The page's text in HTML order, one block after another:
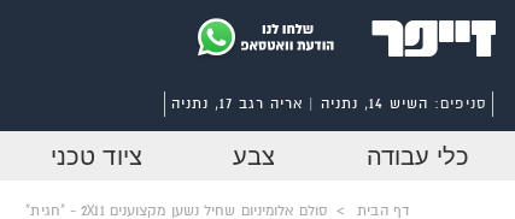
סניפים: השיש 14, נתניה | אריה רגב 17, נתניה
כלי עבודה צבע ציוד טכני
דף הבית > סולם אלומיניום שחיל נשען מקצוענים 2X11 - "חגית"